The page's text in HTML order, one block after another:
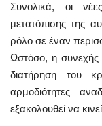
Συνολικά, οι
μετατόπισης της
ρόλο σε έναν
Ωστόσο, η συνεχής
διατήρηση του
αρμοδιότητες
εξακολουθεί να